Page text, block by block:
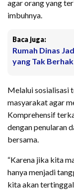
agar orang yang
imbuhnya.
Baca juga:
Rumah Dinas
yang Tak Berhak
Melalui sosialisasi
masyarakat agar
Komprehensif
dengan penularan
bersama.
“Karena jika kita
hanya menjadi
kita akan